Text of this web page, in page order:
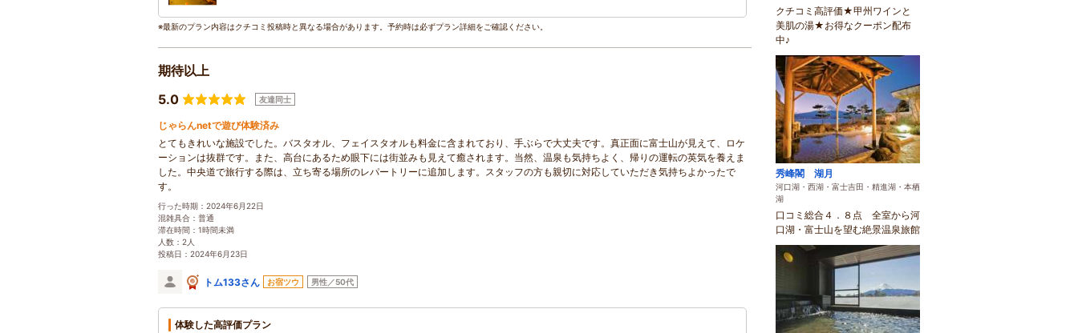
※最新のプラン内容はクチコミ投稿時と異なる場合があります。予約時は必ずプラン詳細をご確認ください。
期待以上
5.0
友達同士
じゃらんnetで遊び体験済み
とてもきれいな施設でした。バスタオル、フェイスタオルも料金に含まれており、手ぶらで大丈夫です。真正面に富士山が見えて、ロケ
ーションは抜群です。また、高台にあるため眼下には街並みも見えて癒されます。当然、温泉も気持ちよく、帰りの運転の英気を養えま
した。中央道で旅行する際は、立ち寄る場所のレパートリーに追加します。スタッフの方も親切に対応していただき気持ちよかったで
す。
行った時期：2024年6月22日
混雑具合：普通
滞在時間：1時間未満
人数：2人
投稿日：2024年6月23日
トム133さん お宿ツウ 男性／50代
体験した高評価プラン
クチコミ高評価★甲州ワインと
美肌の湯★お得なクーポン配布
中♪
秀峰閣 湖月
河口湖・西湖・富士吉田・精進湖・本栖
湖
口コミ総合４．８点 全室から河
口湖・富士山を望む絶景温泉旅館